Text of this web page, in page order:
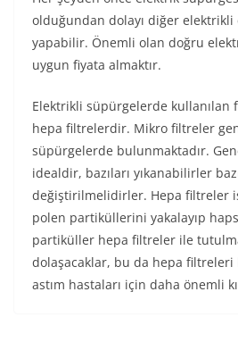
olduğundan dolayı diğer elektrikli
yapabilir. Önemli olan doğru
uygun fiyata almaktır.
Elektrikli süpürgelerde
hepa filtrelerdir. Mikro filtreler
süpürgelerde bulunmaktadır.
idealdir, bazıları yıkanabilirler
değiştirilmelidirler. Hepa filtreler
polen partiküllerini yakalayıp
partiküller hepa filtreler ile
dolaşacaklar, bu da hepa filtreleri
astım hastaları için daha önemli